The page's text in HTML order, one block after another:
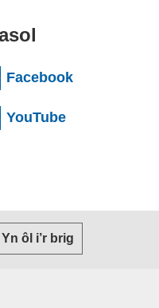
Facebook(external
YouTube(external
Yn ôl i’r brig